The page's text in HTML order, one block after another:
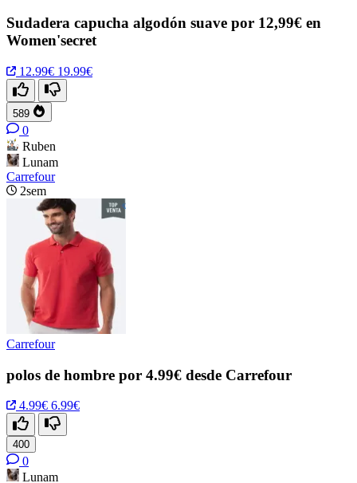
Sudadera capucha algodón suave por 12,99€ en
Women'secret
12.99€ 19.99€
589
0
Ruben
Lunam
Carrefour
2sem
Carrefour
polos de hombre por 4.99€ desde Carrefour
4.99€ 6.99€
400
0
Lunam